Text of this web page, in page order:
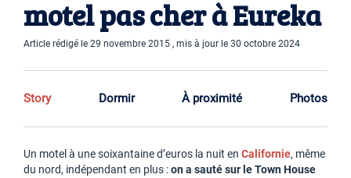
motel pas cher à Eureka
Article rédigé le 29 novembre 2015 , mis à jour le 30 octobre 2024
Story Dormir À proximité Photos
Un motel à une soixantaine d’euros la nuit en Californie, même
du nord, indépendant en plus :on a sauté sur le Town House